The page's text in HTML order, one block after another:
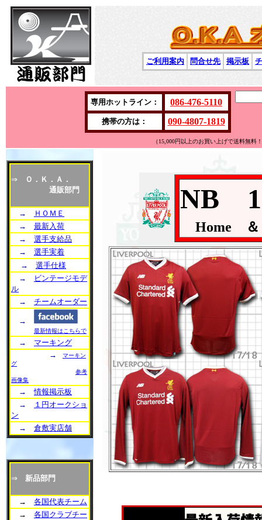
ご利用案内 問合せ先 掲示板
専用ホットライン： 086-476-5110
携帯の方は： 090-4807-1819
（15,000円以上のお買い上げで送料無
⇒
Ｏ．Ｋ．Ａ．
通販部門
→
ＨＯＭＥ
→ 最新入荷
→ 選手支給品
→ 選手実着
→ 選手仕様
→
ビンテージモデ
ル
→ チームオーダー
→
最新情報はこちらで
→ マーキング
→
マーキン
グ
参考
画像集
→情報掲示板
→
１円オークショ
ン
→ 倉敷実店舗
⇒ 新品部門
→ 各国代表チーム
→ 各国クラブチー
NB
Home